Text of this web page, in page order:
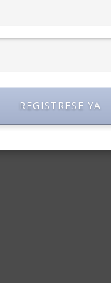
para reducir el
de tus
REGISTRESE YA